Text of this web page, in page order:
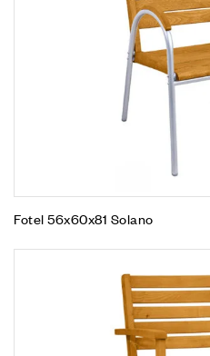
Fotel 56x60x81 Solano